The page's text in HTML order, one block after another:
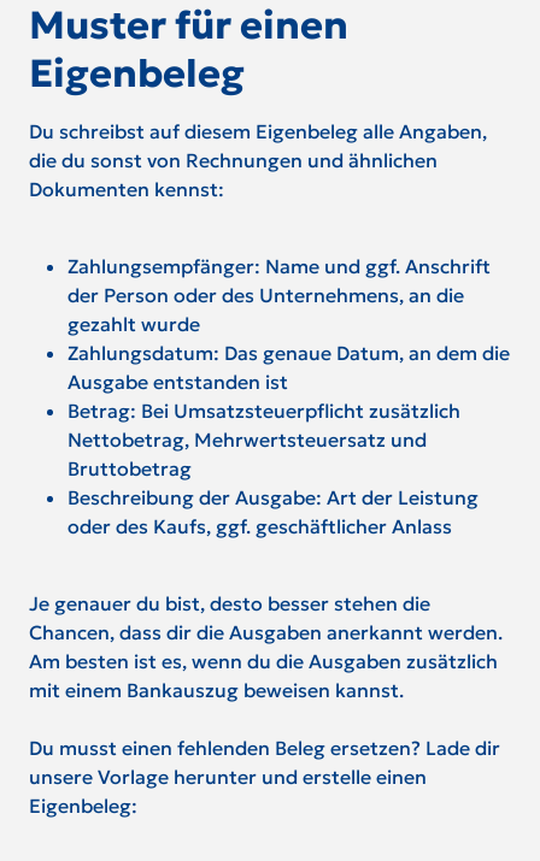
Muster für einen
Eigenbeleg
Du schreibst auf diesem Eigenbeleg alle Angaben,
die du sonst von Rechnungen und ähnlichen
Dokumenten kennst:
Zahlungsempfänger: Name und ggf. Anschrift
der Person oder des Unternehmens, an die
gezahlt wurde
Zahlungsdatum: Das genaue Datum, an dem die
Ausgabe entstanden ist
Betrag: Bei Umsatzsteuerpflicht zusätzlich
Nettobetrag, Mehrwertsteuersatz und
Bruttobetrag
Beschreibung der Ausgabe: Art der Leistung
oder des Kaufs, ggf. geschäftlicher Anlass
Je genauer du bist, desto besser stehen die
Chancen, dass dir die Ausgaben anerkannt werden.
Am besten ist es, wenn du die Ausgaben zusätzlich
mit einem Bankauszug beweisen kannst.
Du musst einen fehlenden Beleg ersetzen? Lade dir
unsere Vorlage herunter und erstelle einen
Eigenbeleg: